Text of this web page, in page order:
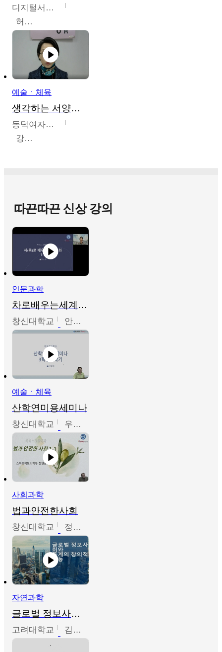
디지털서울문화예술대학교
허정록
예술ㆍ체육
생각하는 서양미술의 이해
동덕여자대학교
강수미
따끈따끈 신상 강의
인문과학
차로배우는세계문화
창신대학교 안소영
예술ㆍ체육
산학연미용세미나
창신대학교 우미옥,오윤경,박선이
사회과학
법과안전한사회
창신대학교 정연균
자연과학
글로벌 정보사회와 통계의 창의적 기능
고려대학교 김희영